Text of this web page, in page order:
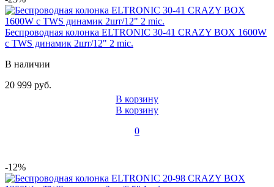
Беспроводная колонка ELTRONIC 30-41 CRAZY BOX 1600W
с TWS динамик 2шт/12" 2 mic.
В наличии
20 999 руб.
В корзину
В корзину
0
-12%